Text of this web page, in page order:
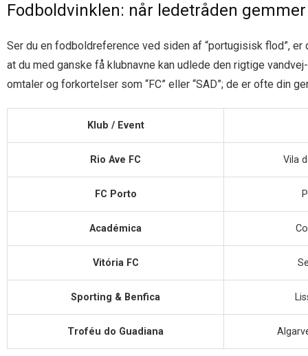
Fodboldvinklen: når ledetråden
Ser du en fodboldreference ved siden af “portugisisk flod”,
at du med ganske få klubnavne kan udlede den rigtige
omtaler og forkortelser som “FC” eller “SAD”; de er ofte din
Klub / Event
Rio Ave FC Vila
FC Porto
Académica
Vitória FC
Sporting & Benfica
Troféu do Guadiana